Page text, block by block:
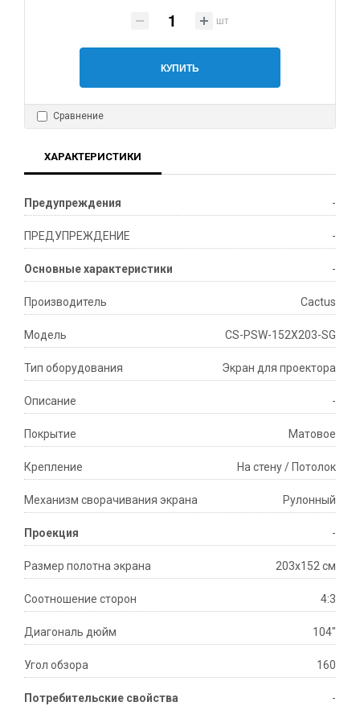
шт
КУПИТЬ
Сравнение
ХАРАКТЕРИСТИКИ
Предупреждения -
ПРЕДУПРЕЖДЕНИЕ -
Основные характеристики -
Производитель Cactus
Модель CS-PSW-152X203-SG
Тип оборудования Экран для проектора
Описание -
Покрытие Матовое
Крепление На стену / Потолок
Механизм сворачивания экрана Рулонный
Проекция -
Размер полотна экрана 203х152 см
Соотношение сторон 4:3
Диагональ дюйм 104"
Угол обзора 160
Потребительские свойства -